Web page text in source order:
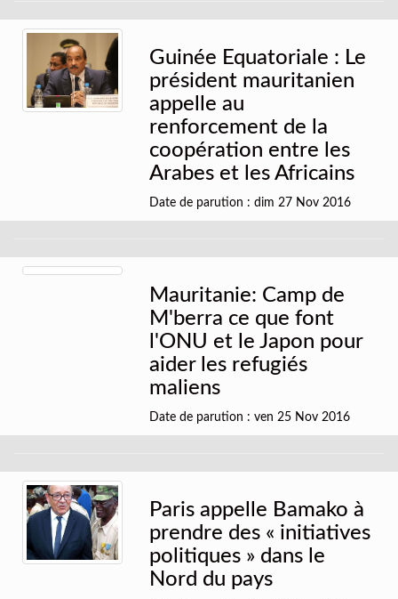
Guinée Equatoriale : Le
président mauritanien
appelle au
renforcement de la
coopération entre les
Arabes et les Africains
Date de parution : dim 27 Nov 2016
Mauritanie: Camp de
M'berra ce que font
l'ONU et le Japon pour
aider les refugiés
maliens
Date de parution : ven 25 Nov 2016
Paris appelle Bamako à
prendre des « initiatives
politiques » dans le
Nord du pays